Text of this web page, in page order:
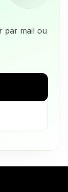
par mail ou